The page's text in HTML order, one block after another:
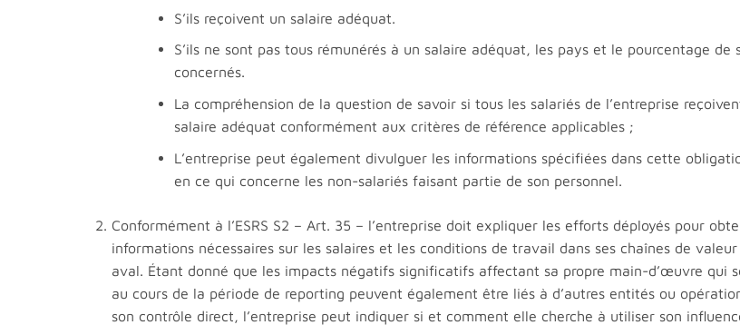
S’ils reçoivent un salaire adéquat.
S’ils ne sont pas tous rémunérés à un salaire adéquat, les pays et le pourcentage de
concernés.
La compréhension de la question de savoir si tous les salariés de l’entreprise
salaire adéquat conformément aux critères de référence applicables ;
L’entreprise peut également divulguer les informations spécifiées dans cette
en ce qui concerne les non-salariés faisant partie de son personnel.
Conformément à l’ESRS S2 – Art. 35 – l’entreprise doit expliquer les efforts déployés pour
informations nécessaires sur les salaires et les conditions de travail dans ses chaînes de
aval. Étant donné que les impacts négatifs significatifs affectant sa propre main-d’œuvre qui
au cours de la période de reporting peuvent également être liés à d’autres entités ou
son contrôle direct, l’entreprise peut indiquer si et comment elle cherche à utiliser son